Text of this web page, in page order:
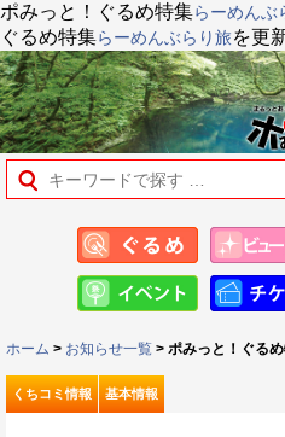
ポみっと！ぐるめ特集らーめんぶ
ぐるめ特集らーめんぶらり旅を更
ホーム > お知らせ一覧 > ポみっと！ぐる
くちコミ情報 基本情報